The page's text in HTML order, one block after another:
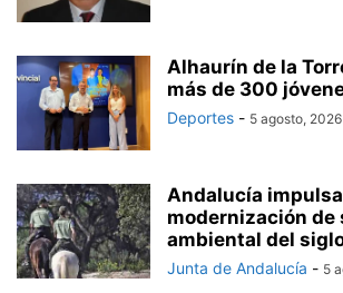
Alhaurín de la
más de 300
Deportes - 5 agosto, 2026
Andalucía
modernización de
ambiental del
Junta de Andalucía - 5